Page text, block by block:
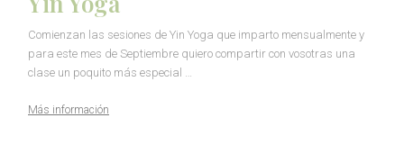
Comienzan las sesiones de Yin Yoga que imparto mensualmente y
para este mes de Septiembre quiero compartir con vosotras una
clase un poquito más especial …
Más información